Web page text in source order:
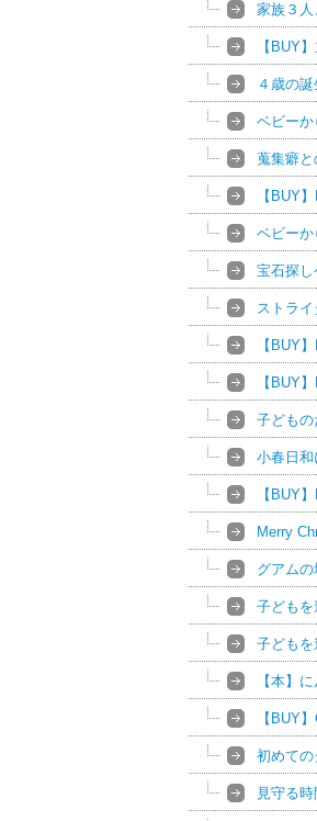
家族３人
【BUY
４歳の
ベビー
蒐集癖と
【BUY
ベビー
宝石探し
ストラ
【BUY
【BUY
子ども
小春日和
【BUY
Merry
グアムの
子どもを
子どもを
【本】
【BUY
初めての
見守る時